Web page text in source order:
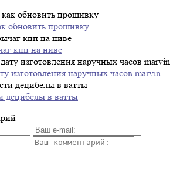
обновить прошивку
кпп на ниве
изготовления наручных часов marvin
децибелы в ватты